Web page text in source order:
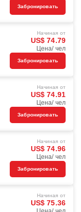
Забронировать
Начиная от
US$ 74.79
Цена/ чел
Забронировать
Начиная от
US$ 74.91
Цена/ чел
Забронировать
Начиная от
US$ 74.96
Цена/ чел
Забронировать
Начиная от
US$ 75.36